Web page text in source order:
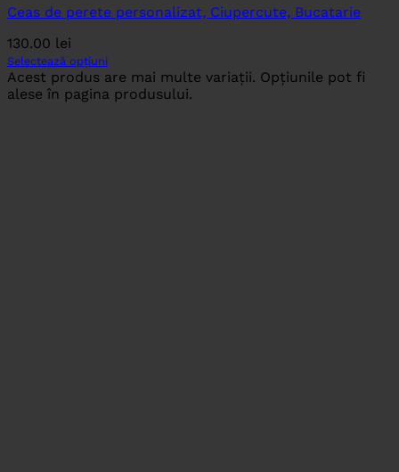
Ceas de perete personalizat, Ciupercute, Bucatarie
130.00 lei
Selectează opțiuni
Acest produs are mai multe variații. Opțiunile pot fi
alese în pagina produsului.